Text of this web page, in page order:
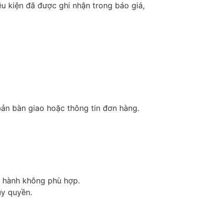
kiện đã được ghi nhận trong báo giá,
bàn giao hoặc thông tin đơn hàng.
không phù hợp.
quyền.